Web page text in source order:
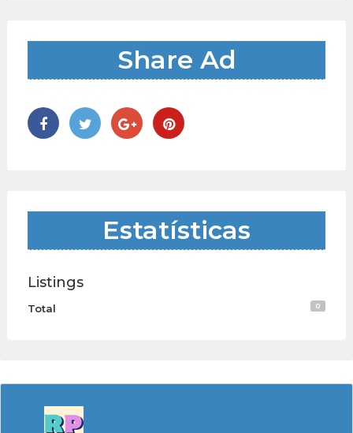
Share Ad
Estatísticas
Listings
Total 0